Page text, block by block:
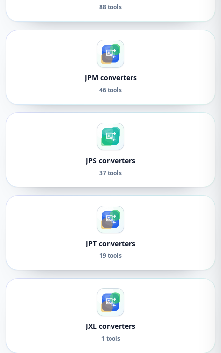
88 tools
JPM converters
46 tools
JPS converters
37 tools
JPT converters
19 tools
JXL converters
1 tools